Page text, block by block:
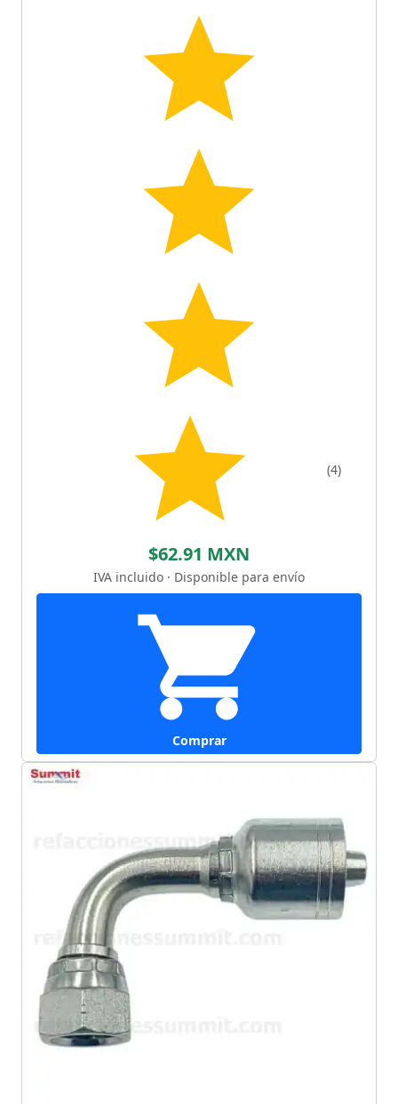
(4)
$62.91 MXN
IVA incluido · Disponible para envío
Comprar